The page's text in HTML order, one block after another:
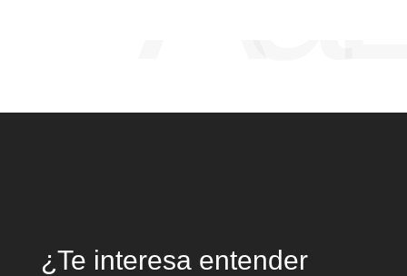
¿Te interesa entender